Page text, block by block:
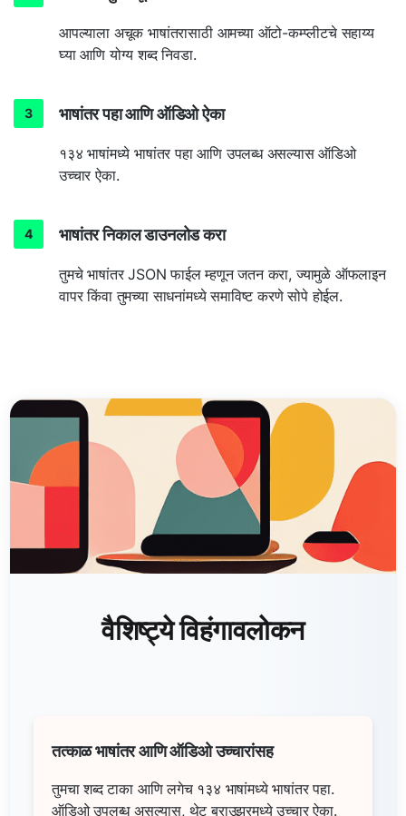
आपल्याला अचूक भाषांतरासाठी आमच्या ऑटो-कम्प्लीटचे सहाय्य
घ्या आणि योग्य शब्द निवडा.
भाषांतर पहा आणि ऑडिओ ऐका
१३४ भाषांमध्ये भाषांतर पहा आणि उपलब्ध असल्यास ऑडिओ
उच्चार ऐका.
भाषांतर निकाल डाउनलोड करा
तुमचे भाषांतर JSON फाईल म्हणून जतन करा, ज्यामुळे ऑफलाइन
वापर किंवा तुमच्या साधनांमध्ये समाविष्ट करणे सोपे होईल.
वैशिष्ट्ये विहंगावलोकन
तत्काळ भाषांतर आणि ऑडिओ उच्चारांसह
तुमचा शब्द टाका आणि लगेच १३४ भाषांमध्ये भाषांतर पहा.
ऑडिओ उपलब्ध असल्यास, थेट ब्राउझरमध्ये उच्चार ऐका.